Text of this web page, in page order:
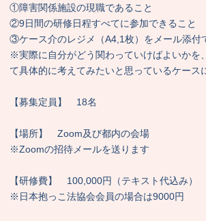
①障害関係施設の現職であること
②9日間の研修日程すべてに参加できること
③ケース介のレジメ（A4,1枚）をメール添付
※実際に自分がどう関わっていけばよいかを
て具体的に考えてみたいと思っているケース
【募集定員】 18名
【場所】 Zoom及び都内の会場
※Zoomの招待メールを送ります
【研修費】 100,000円（テキスト代込み）
※日本抱っこ法協会会員の場合は9000円